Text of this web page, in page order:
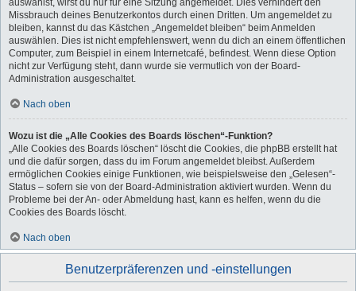
auswählst, wirst du nur für eine Sitzung angemeldet. Dies verhindert den
Missbrauch deines Benutzerkontos durch einen Dritten. Um angemeldet zu
bleiben, kannst du das Kästchen „Angemeldet bleiben“ beim Anmelden
auswählen. Dies ist nicht empfehlenswert, wenn du dich an einem öffentlichen
Computer, zum Beispiel in einem Internetcafé, befindest. Wenn diese Option
nicht zur Verfügung steht, dann wurde sie vermutlich von der Board-
Administration ausgeschaltet.
Nach oben
Wozu ist die „Alle Cookies des Boards löschen“-Funktion?
„Alle Cookies des Boards löschen“ löscht die Cookies, die phpBB erstellt hat
und die dafür sorgen, dass du im Forum angemeldet bleibst. Außerdem
ermöglichen Cookies einige Funktionen, wie beispielsweise den „Gelesen“-
Status – sofern sie von der Board-Administration aktiviert wurden. Wenn du
Probleme bei der An- oder Abmeldung hast, kann es helfen, wenn du die
Cookies des Boards löscht.
Nach oben
Benutzerpräferenzen und -einstellungen